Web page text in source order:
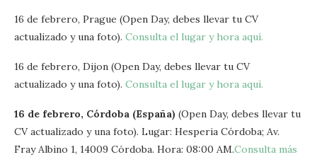
16 de febrero, Prague (Open Day, debes llevar tu CV
actualizado y una foto). Consulta el lugar y hora aquí.
16 de febrero, Dijon (Open Day, debes llevar tu CV
actualizado y una foto). Consulta el lugar y hora aquí.
16 de febrero, Córdoba (España) (Open Day, debes llevar tu
CV actualizado y una foto). Lugar: Hesperia Córdoba; Av.
Fray Albino 1, 14009 Córdoba. Hora: 08:00 AM.Consulta más